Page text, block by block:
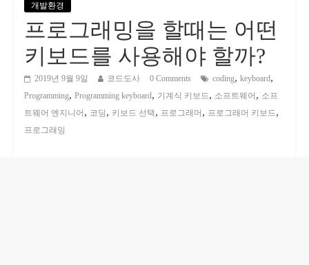
개발환경
프로그래밍을 할때는 어떤
키보드를 사용해야 할까?
2019년 9월 9일 코드도사 0 Comments coding, keyboard,
Programming, Programming keyboard, 기계식 키보드, 소프트웨어 , 소프
트웨어 엔지니어 , 코딩 , 키보드 선택 , 프로그래머 , 프로그래머 키보드,
프로그래밍